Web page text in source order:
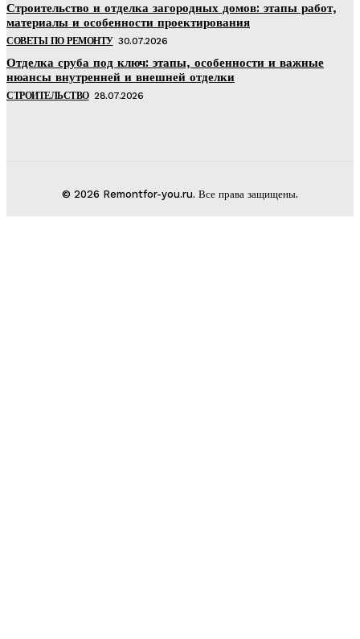
Строительство и отделка загородных домов: этапы работ,
материалы и особенности проектирования
СОВЕТЫ ПО РЕМОНТУ 30.07.2026
Отделка сруба под ключ: этапы, особенности и важные
нюансы внутренней и внешней отделки
СТРОИТЕЛЬСТВО 28.07.2026
© 2026 Remontfor-you.ru. Все права защищены.